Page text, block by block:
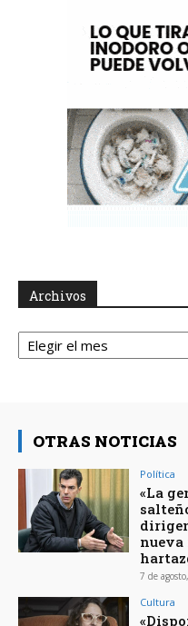
Archivos
Archivos
OTRAS NOTICIAS
Política
«La
7 de
Cultura